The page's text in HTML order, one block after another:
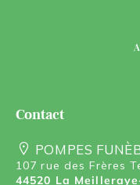
contact
POMPES
107 rue des Frères
44520 La